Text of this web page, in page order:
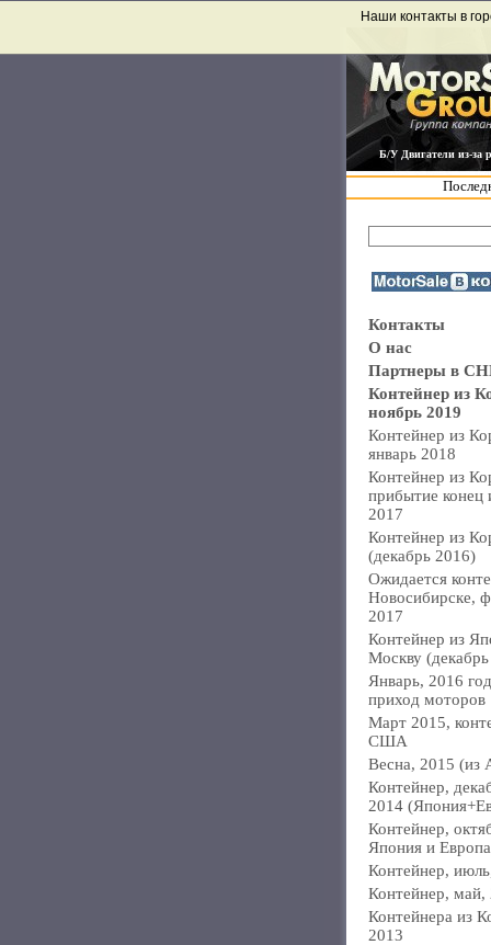
Б/У Двигатели из-за
Наши контакты в
Контакты
О нас
Партнеры в
Контейнер из
ноябрь 2019
Контейнер из
январь 2018
Контейнер из
прибытие конец
2017
Контейнер из
(декабрь 2016)
Ожидается
Новосибирске,
2017
Контейнер из
Москву
Январь, 2016
приход моторов
Март 2015,
США
Весна, 2015 (из
Контейнер,
2014
Контейнер,
Япония и
Контейнер,
Контейнер, май,
Контейнера из
2013